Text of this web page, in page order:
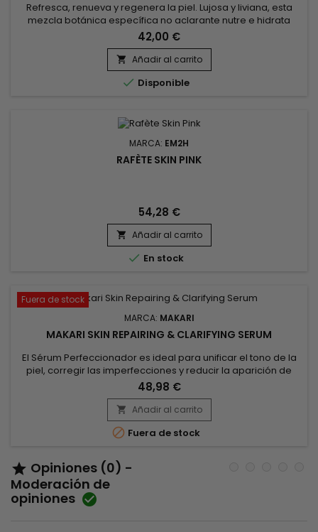
Refresca, renueva y regenera la piel. Lujosa y liviana, esta
mezcla botánica específica no aclarante nutre e hidrata
durante todo el día, sin dejar residuos grasos. &nbsp;Makari
Hand & Body Lotion Cuerpo Vela hidrata profundamente el
cuerpo, lo calma y restaura la comodidad y la flexibilidad. ¡La
piel está hidratada, flexible y suave como la seda...
42,00 €
 Añadir al carrito
 Disponible
MARCA: EM2H
RAFÈTE SKIN PINK
54,28 €
 Añadir al carrito
 En stock
Fuera de stock
MARCA: MAKARI
MAKARI SKIN REPAIRING & CLARIFYING SERUM
El Sérum Perfeccionador es ideal para unificar el tono de la
piel, corregir las imperfecciones y reducir la aparición de
manchas oscuras. Este sérum reparador, enriquecido con
ingredientes iluminadores e hidratantes, proporciona una
piel más suave, radiante y revitalizada. Diseñado para
mejorar la textura de la piel, actúa en profundidad para
restaurar el...
48,98 €
 Añadir al carrito
 Fuera de stock
 Opiniones (0) -
Moderación de
opiniones 